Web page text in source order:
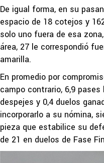
De igual forma, en su
espacio de 18 cotejos y
solo uno fuera de esa
área, 27 le correspondió
amarilla.
En promedio por
campo contrario, 6,9
despejes y 0,4 duelos
incorporarlo a su nómina,
pieza que estabilice su
de 21 en duelos de Fase